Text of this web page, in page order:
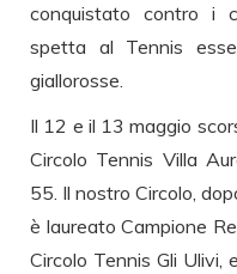
conquistato contro i
spetta al Tennis
giallorosse.
Il 12 e il 13 maggio
Circolo Tennis Villa
55. Il nostro Circolo,
è laureato Campione
Circolo Tennis Gli Ulivi,